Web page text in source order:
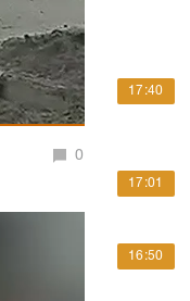
0
17:40
17:01
16:50